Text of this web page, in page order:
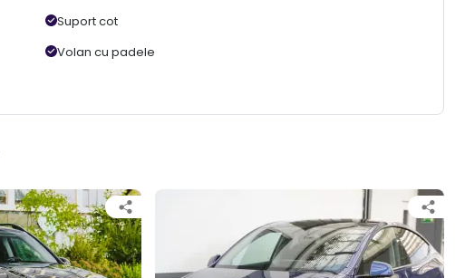
Suport cot
Volan cu padele